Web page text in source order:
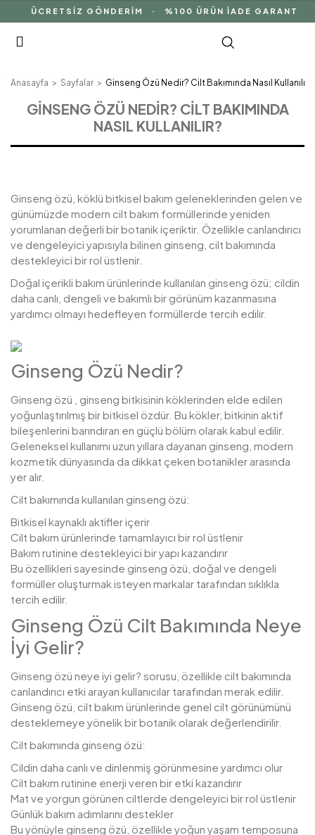
ÜCRETSİZ GÖNDERİM · %100 ÜRÜN İADE GARANTİSİ
Anasayfa Sayfalar Ginseng Özü Nedir? Cilt Bakımında Nasıl Kullanılır?
GINSENG ÖZÜ NEDIR? CILT BAKIMINDA
NASIL KULLANILIR?
Ginseng özü, köklü bitkisel bakım geleneklerinden gelen ve
günümüzde modern cilt bakım formüllerinde yeniden
yorumlanan değerli bir botanik içeriktir. Özellikle canlandırıcı
ve dengeleyici yapısıyla bilinen ginseng, cilt bakımında
destekleyici bir rol üstlenir.
Doğal içerikli bakım ürünlerinde kullanılan ginseng özü; cildin
daha canlı, dengeli ve bakımlı bir görünüm kazanmasına
yardımcı olmayı hedefleyen formüllerde tercih edilir.
Ginseng Özü Nedir?
Ginseng özü , ginseng bitkisinin köklerinden elde edilen
yoğunlaştırılmış bir bitkisel özdür. Bu kökler, bitkinin aktif
bileşenlerini barındıran en güçlü bölüm olarak kabul edilir.
Geleneksel kullanımı uzun yıllara dayanan ginseng, modern
kozmetik dünyasında da dikkat çeken botanikler arasında
yer alır.
Cilt bakımında kullanılan ginseng özü:
Bitkisel kaynaklı aktifler içerir
Cilt bakım ürünlerinde tamamlayıcı bir rol üstlenir
Bakım rutinine destekleyici bir yapı kazandırır
Bu özellikleri sayesinde ginseng özü, doğal ve dengeli
formüller oluşturmak isteyen markalar tarafından sıklıkla
tercih edilir.
Ginseng Özü Cilt Bakımında Neye
İyi Gelir?
Ginseng özü neye iyi gelir? sorusu, özellikle cilt bakımında
canlandırıcı etki arayan kullanıcılar tarafından merak edilir.
Ginseng özü, cilt bakım ürünlerinde genel cilt görünümünü
desteklemeye yönelik bir botanik olarak değerlendirilir.
Cilt bakımında ginseng özü:
Cildin daha canlı ve dinlenmiş görünmesine yardımcı olur
Cilt bakım rutinine enerji veren bir etki kazandırır
Mat ve yorgun görünen ciltlerde dengeleyici bir rol üstlenir
Günlük bakım adımlarını destekler
Bu yönüyle ginseng özü, özellikle yoğun yaşam temposuna